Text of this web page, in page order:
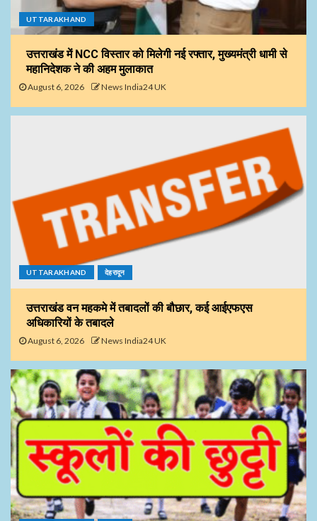
UTTARAKHAND
उत्तराखंड में NCC विस्तार को मिलेगी नई रफ्तार, मुख्यमंत्री धामी से
महानिदेशक ने की अहम मुलाकात
August 6, 2026 News India24 UK
UTTARAKHAND देहरादून
उत्तराखंड वन महकमे में तबादलों की बौछार, कई आईएफएस
अधिकारियों के तबादले
August 6, 2026 News India24 UK